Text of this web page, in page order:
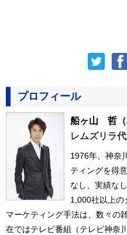
プロフィール
船ヶ山 哲
レムズリラ
1976年、神奈
ティングを得
なし、実績な
1,000社以上の
マーケティング手法は、数々の
在ではテレビ番組（テレビ神奈